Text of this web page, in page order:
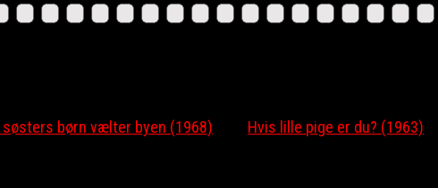
børn vælter byen (1968) Hvis lille pige er du? (1963)